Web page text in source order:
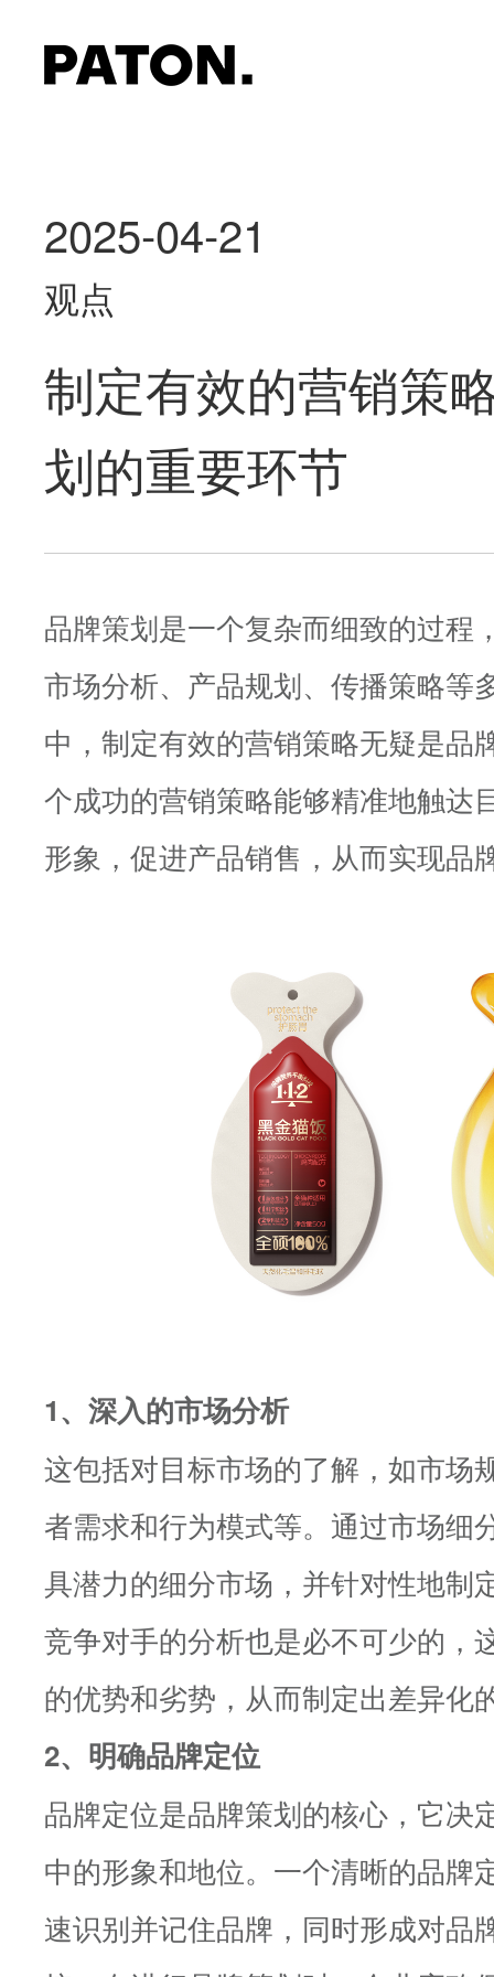
2025-04-21
观点
制定有效的营销策
划的重要环节
品牌策划是一个复杂而细致的过程
市场分析、产品规划、传播策略等
中，制定有效的营销策略无疑是品
个成功的营销策略能够精准地触达
形象，促进产品销售，从而实现品
1、深入的市场分析
这包括对目标市场的了解，如市场
者需求和行为模式等。通过市场细
具潜力的细分市场，并针对性地制
竞争对手的分析也是必不可少的，
的优势和劣势，从而制定出差异化
2、明确品牌定位
品牌定位是品牌策划的核心，它决
中的形象和地位。一个清晰的品牌
速识别并记住品牌，同时形成对品